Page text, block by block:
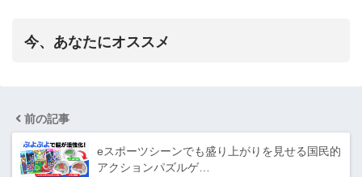
今、あなたにオススメ
前の記事
eスポーツシーンでも盛り上がりを見せる国民的
アクションパズルゲ…